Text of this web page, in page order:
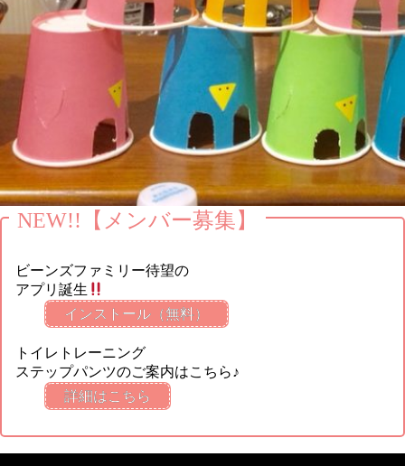
NEW!!【メンバー募集】
ビーンズファミリー待望の
アプリ誕生
インストール（無料）
トイレトレーニング
ステップパンツのご案内はこちら♪
詳細はこちら